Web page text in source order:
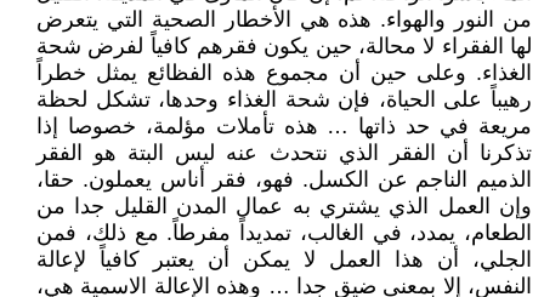
من النور والهواء. هذه هي الأخطار الصحية التي يتعرض
لها الفقراء لا محالة، حين يكون فقرهم كافياً لفرض شحة
الغذاء. وعلى حين أن مجموع هذه الفظائع يمثل خطراً
رهيباً على الحياة، فإن شحة الغذاء وحدها، تشكل لحظة
مريعة في حد ذاتها … هذه تأملات مؤلمة، خصوصا إذا
تذكرنا أن الفقر الذي نتحدث عنه ليس البتة هو الفقر
الذميم الناجم عن الكسل. فهو، فقر أناس يعملون. حقا،
وإن العمل الذي يشتري به عمال المدن القليل جدا من
الطعام، يمدد، في الغالب، تمديداً مفرطاً. مع ذلك، فمن
الجلي، أن هذا العمل لا يمكن أن يعتبر كافياً لإعالة
النفس، إلا بمعنى ضيق جدا … وهذه الإعالة الاسمية هي،